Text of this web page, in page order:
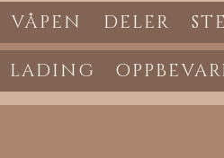
VÅPEN DELER
LADING